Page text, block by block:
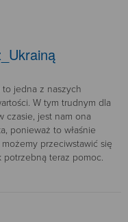
to jedna z naszych
W tym trudnym dla
czasie, jest nam ona
ponieważ to właśnie
możemy przeciwstawić się
potrzebną teraz pomoc.